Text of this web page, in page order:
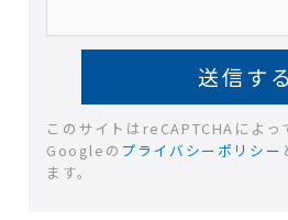
このサイトはreCAPTCHAによっ
Googleの プライバシーポリシー
ます。